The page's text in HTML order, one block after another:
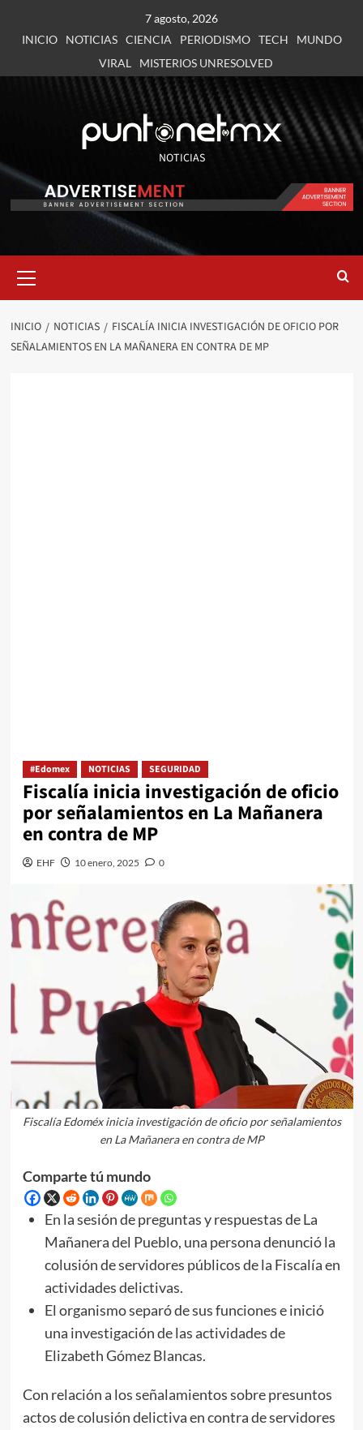
7 agosto, 2026
INICIO
NOTICIAS CIENCIA PERIODISMO TECH
MUNDO
VIRAL
MISTERIOS UNRESOLVED
NOTICIAS
INICIO NOTICIAS
FISCALÍA INICIA INVESTIGACIÓN DE OFICIO POR
SEÑALAMIENTOS EN LA MAÑANERA EN CONTRA DE MP
#Edomex NOTICIAS SEGURIDAD
Fiscalía inicia investigación de oficio
por señalamientos en La Mañanera
en contra de MP
EHF 10 enero, 2025 0
Fiscalía Edoméx inicia investigación de oficio por señalamientos
en La Mañanera en contra de MP
Comparte tú mundo
En la sesión de preguntas y respuestas de La
Mañanera del Pueblo, una persona denunció la
colusión de servidores públicos de la Fiscalía en
actividades delictivas.
El organismo separó de sus funciones e inició
una investigación de las actividades de
Elizabeth Gómez Blancas.
Con relación a los señalamientos sobre presuntos
actos de colusión delictiva en contra de servidores